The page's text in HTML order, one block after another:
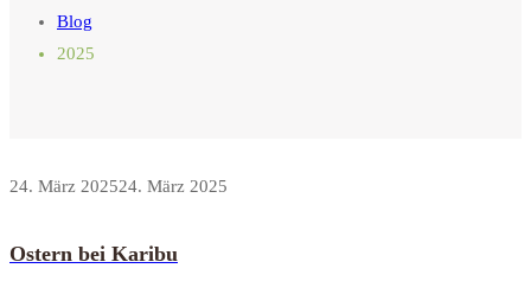
Blog
2025
24. März 202524. März 2025
Ostern bei Karibu